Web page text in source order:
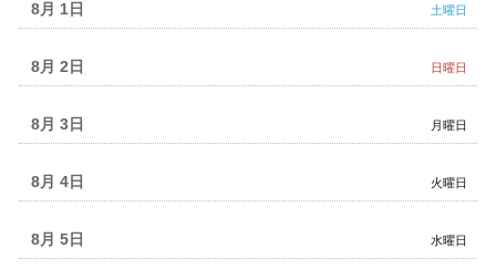
土曜日
8月 1
日曜日
8月 2
月曜日
8月 3
火曜日
8月 4
水曜日
8月 5